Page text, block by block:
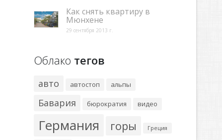
Как снять квартиру в
Мюнхене
29 сентября 2013 г.
Облако тегов
авто автостоп альпы
Бавария бюрократия видео
Германия горы Греция